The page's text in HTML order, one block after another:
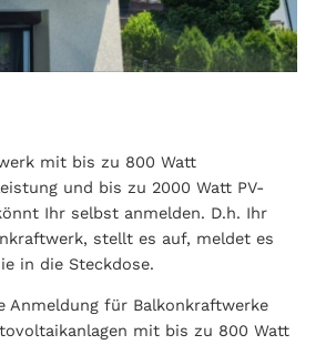
mit bis zu 800 Watt
und bis zu 2000 Watt PV-
Ihr selbst anmelden. D.h. Ihr
stellt es auf, meldet es
in die Steckdose.
Anmeldung für Balkonkraftwerke
mit bis zu 800 Watt